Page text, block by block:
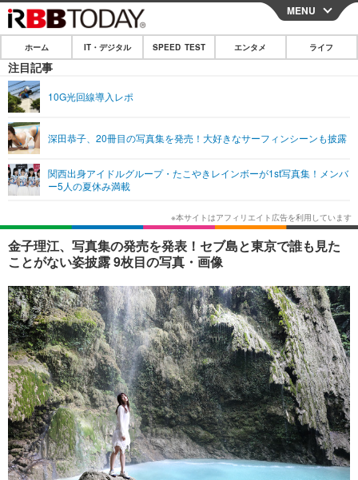
CLOSE
ホーム
IT・デジタル
ショッピング その他
SPEED TEST
エンタメ
エンタメTOP
韓国・芸能
音楽 スポーツ
ショッピング その他
ライフ
ライフTOP グルメ
ペット ショッピング
その他
リリース一覧
プッシュ通知の停止方法
MENU
ホーム IT・デジタル SPEED TEST エンタメ ライフ
注目記事
10G光回線導入レポ
深田恭子、20冊目の写真集を発売！大好きなサーフィンシーンも披露
関西出身アイドルグループ・たこやきレインボーが1st写真集！メンバ
ー5人の夏休み満載
金子理江、写真集の発売を発表！セブ島と東京で誰も見た
ことがない姿披露 9枚目の写真・画像